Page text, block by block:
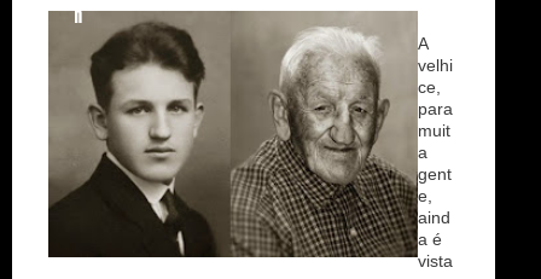
n
A
velhi
ce,
para
muit
a
gent
e,
aind
a é
vista